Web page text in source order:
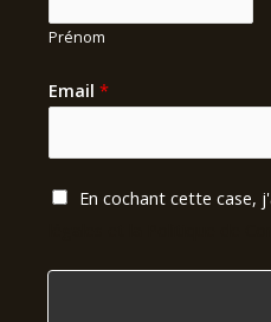
Prénom
Email *
En cochant cette case,